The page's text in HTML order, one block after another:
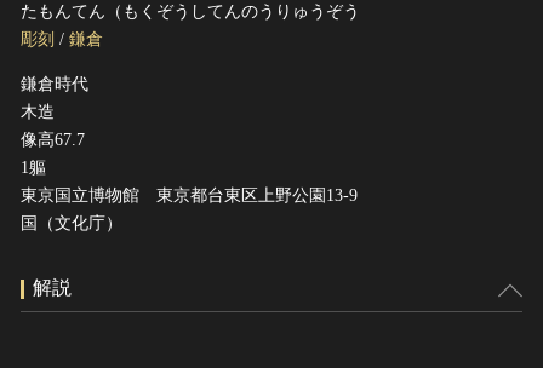
文化遺産データベース
たもんてん（もくぞうしてんのうりゅうぞう
彫刻 / 鎌倉
鎌倉時代
木造
像高67.7
1軀
東京国立博物館 東京都台東区上野公園13-9
国（文化庁）
解説